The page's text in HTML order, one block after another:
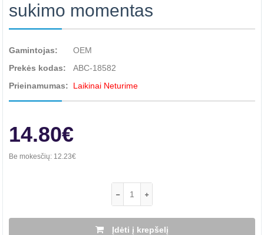
sukimo momentas
Gamintojas:
OEM
Prekės kodas:
ABC-18582
Prieinamumas:
Laikinai Neturime
14.80€
Be mokesčių: 12.23€
Įdėti į krepšelį